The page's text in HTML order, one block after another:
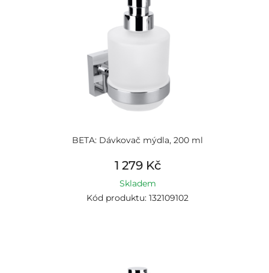
BETA: Dávkovač mýdla, 200 ml
1 279 Kč
Skladem
Kód produktu: 132109102